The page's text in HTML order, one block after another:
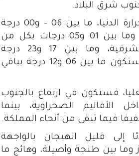
شرق البلاد.
وستتراوح درجات الحرارة الدنيا، ما بين 06 – و00 درجة
بمرتفعات الأطلس، وما بين 01 و05 درجات بكل من
الريف والمنطقة الشرقية، وما بين 17 و23 درجة
بالأقاليم الجنوبية، وستكون ما بين 06 و12 درجة بباقي
فستكون في ارتفاع بالجنوب
الأقاليم الصحراوية، بينما
فيما تبقى من أنحاء المملكة.
إلى قليل الهيجان بالواجهة
وما بين طنجة وأصيلة، وهائج ما